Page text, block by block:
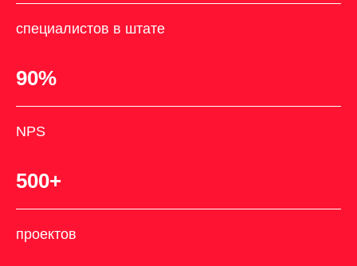
специалистов в штате
90%
NPS
500+
проектов